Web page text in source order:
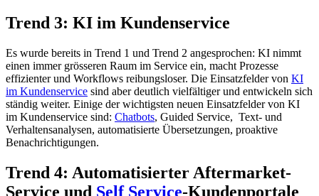
Trend 3: KI im Kundenservice
Es wurde bereits in Trend 1 und Trend 2 angesprochen: KI nimmt
einen immer grösseren Raum im Service ein, macht Prozesse
effizienter und Workflows reibungsloser. Die Einsatzfelder von KI
im Kundenservice sind aber deutlich vielfältiger und entwickeln sich
ständig weiter. Einige der wichtigsten neuen Einsatzfelder von KI
im Kundenservice sind: Chatbots, Guided Service, Text- und
Verhaltensanalysen, automatisierte Übersetzungen, proaktive
Benachrichtigungen.
Trend 4: Automatisierter Aftermarket-
Service und Self Service-Kundenportale